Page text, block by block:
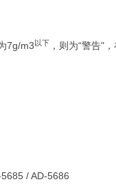
7g/m3以下 ，则为“警告"